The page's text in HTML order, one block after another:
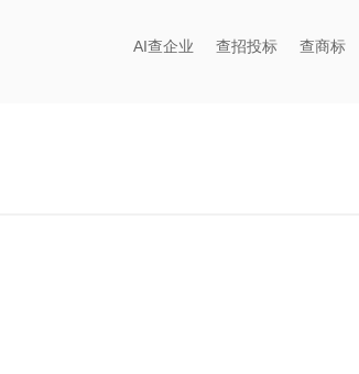
AI查企业 查招投标 查商标